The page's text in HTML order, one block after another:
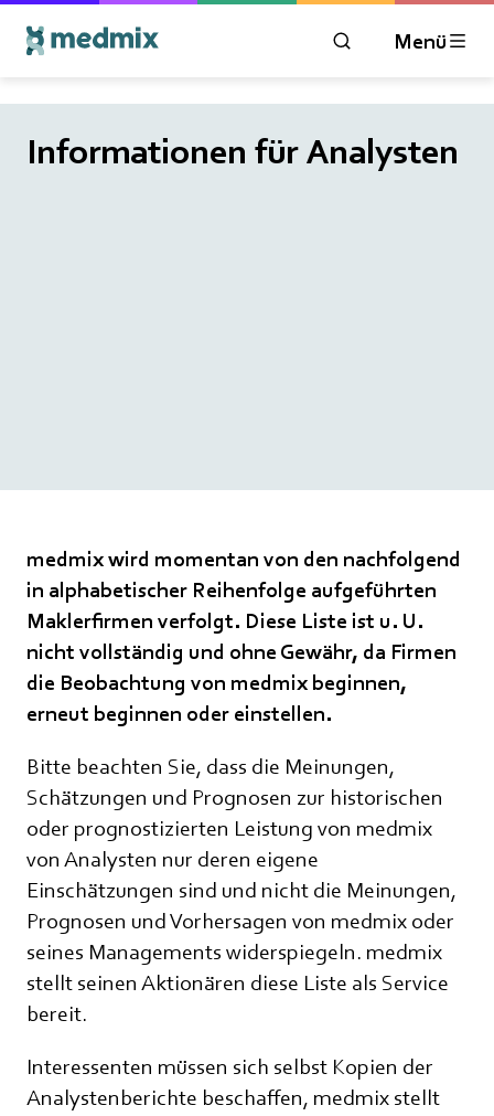
ÖFFNEN SIE DAS
Menü
Informationen für Analysten
medmix wird momentan von den nachfolgend
in alphabetischer Reihenfolge aufgeführten
Maklerfirmen verfolgt. Diese Liste ist u. U.
nicht vollständig und ohne Gewähr, da Firmen
die Beobachtung von medmix beginnen,
erneut beginnen oder einstellen.
Bitte beachten Sie, dass die Meinungen,
Schätzungen und Prognosen zur historischen
oder prognostizierten Leistung von medmix
von Analysten nur deren eigene
Einschätzungen sind und nicht die Meinungen,
Prognosen und Vorhersagen von medmix oder
seines Managements widerspiegeln. medmix
stellt seinen Aktionären diese Liste als Service
bereit.
Interessenten müssen sich selbst Kopien der
Analystenberichte beschaffen, medmix stellt